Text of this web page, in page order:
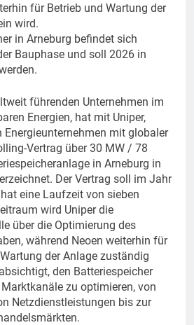
für Betrieb und Wartung der
wird.
in Arneburg befindet sich
Bauphase und soll 2026 in
führenden Unternehmen im
Energien, hat mit Uniper,
Energieunternehmen mit globaler
Vertrag über 30 MW / 78
in Arneburg in
Der Vertrag soll im Jahr
eine Laufzeit von sieben
wird Uniper die
über die Optimierung des
während Neoen weiterhin für
der Anlage zuständig
den Batteriespeicher
zu optimieren, von
Netzdienstleistungen bis zur